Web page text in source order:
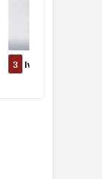
3 Ivel Ultra